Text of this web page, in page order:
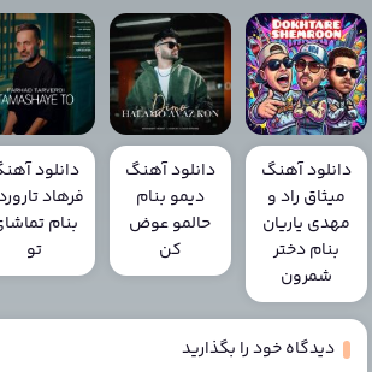
دانلود آهنگ
میثاق راد و
مهدی یاریان
بنام دختر
شمرون
دانلود آهنگ
دیمو بنام
حالمو عوض
کن
دانلود
فرهاد
بنام
تو
دیدگاه خود را بگذارید